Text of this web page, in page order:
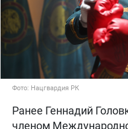
Фото: Нацгвардия РК
Ранее Геннадий
членом